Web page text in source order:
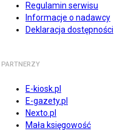
Regulamin serwisu
Informacje o nadawcy
Deklaracja dostępności
PARTNERZY
E-kiosk.pl
E-gazety.pl
Nexto.pl
Mała księgowość